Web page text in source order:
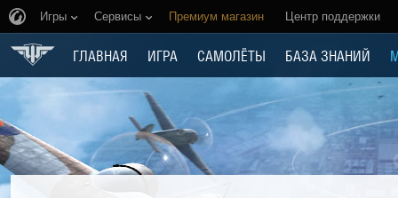
Игры Сервисы Премиум магазин Центр поддержки
ГЛАВНАЯ ИГРА САМОЛЁТЫ БАЗА ЗНАНИЙ